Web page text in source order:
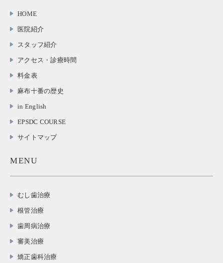
HOME
医院紹介
スタッフ紹介
アクセス・診療時間
料金表
麻布十番の歴史
in English
EPSDC COURSE
サイトマップ
MENU
むし歯治療
根管治療
歯周病治療
審美治療
矯正歯科治療